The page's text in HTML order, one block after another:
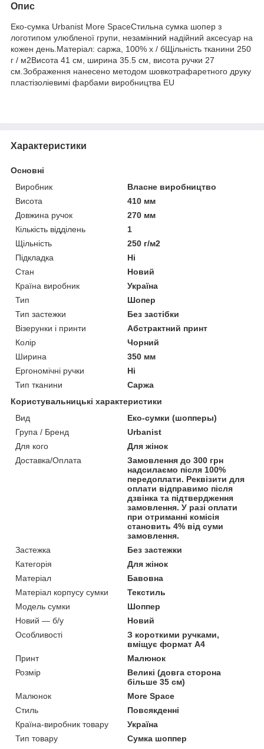
Опис
Еко-сумка Urbanist More SpaceСтильна сумка шопер з
логотипом улюбленої групи, незамінний надійний аксесуар на
кожен день.Матеріал: саржа, 100% х / бЩільність тканини 250
г / м2Висота 41 см, ширина 35.5 см, висота ручки 27
см.Зображення нанесено методом шовкотрафаретного друку
пластізоліевимі фарбами виробництва EU
Характеристики
Основні
Виробник
Власне виробництво
Висота
410 мм
Довжина ручок
270 мм
Кількість відділень
1
Щільність
250 г/м2
Підкладка
Ні
Стан
Новий
Країна виробник
Україна
Тип
Шопер
Тип застежки
Без застібки
Візерунки і принти
Абстрактний принт
Колір
Чорний
Ширина
350 мм
Ергономічні ручки
Ні
Тип тканини
Саржа
Користувальницькі характеристики
Вид
Еко-сумки (шопперы)
Група / Бренд
Urbanist
Для кого
Для жінок
Доставка/Оплата
Замовлення до 300 грн
надсилаємо після 100%
передоплати. Реквізити для
оплати відправимо після
дзвінка та підтвердження
замовлення. У разі оплати
при отриманні комісія
становить 4% від суми
замовлення.
Застежка
Без застежки
Категорія
Для жінок
Матеріал
Бавовна
Матеріал корпусу сумки
Текстиль
Модель сумки
Шоппер
Новий — б/у
Новий
Особливості
З короткими ручками,
вміщує формат А4
Принт
Малюнок
Розмір
Великі (довга сторона
більше 35 см)
Малюнок
More Space
Стиль
Повсякденні
Країна-виробник товару
Україна
Тип товару
Сумка шоппер